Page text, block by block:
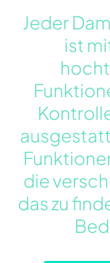
Jeder
ist
die
das zu